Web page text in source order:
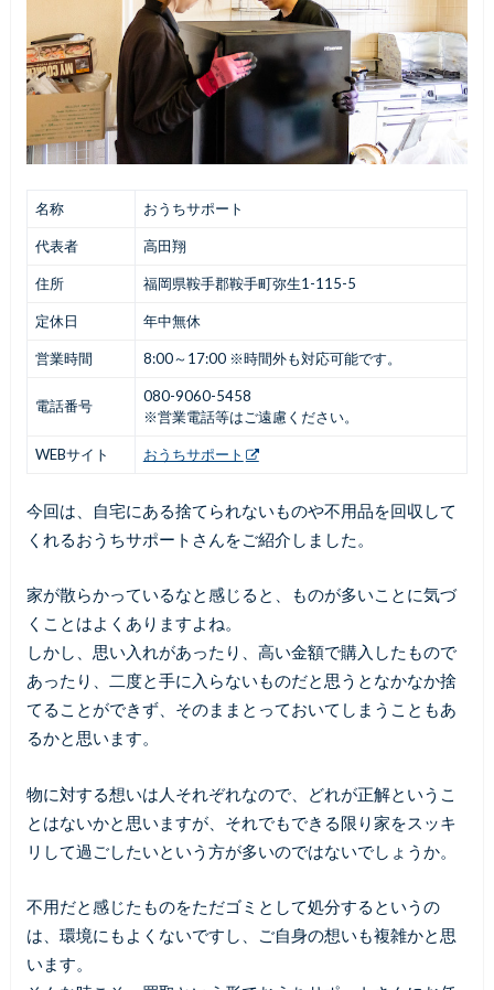
名称 おうちサポート
代表者 高田翔
住所 福岡県鞍手郡鞍手町弥生1-115-5
定休日 年中無休
営業時間 8:00～17:00 ※時間外も対応可能です。
電話番号
080-9060-5458
※営業電話等はご遠慮ください。
WEBサイト おうちサポート
今回は、自宅にある捨てられないものや不用品を回収して
くれるおうちサポートさんをご紹介しました。
家が散らかっているなと感じると、ものが多いことに気づ
くことはよくありますよね。
しかし、思い入れがあったり、高い金額で購入したもので
あったり、二度と手に入らないものだと思うとなかなか捨
てることができず、そのままとっておいてしまうこともあ
るかと思います。
物に対する想いは人それぞれなので、どれが正解というこ
とはないかと思いますが、それでもできる限り家をスッキ
リして過ごしたいという方が多いのではないでしょうか。
不用だと感じたものをただゴミとして処分するというの
は、環境にもよくないですし、ご自身の想いも複雑かと思
います。